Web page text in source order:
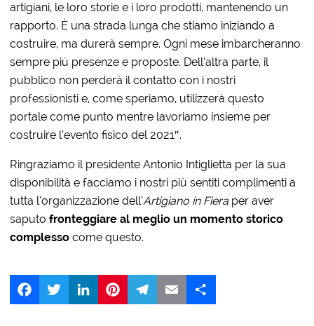
artigiani, le loro storie e i loro prodotti, mantenendo un
rapporto. È una strada lunga che stiamo iniziando a
costruire, ma durerà sempre. Ogni mese imbarcheranno
sempre più presenze e proposte. Dell’altra parte, il
pubblico non perderà il contatto con i nostri
professionisti e, come speriamo, utilizzerà questo
portale come punto mentre lavoriamo insieme per
costruire l’evento fisico del 2021″.
Ringraziamo il presidente Antonio Intiglietta per la sua
disponibilità e facciamo i nostri più sentiti complimenti a
tutta l’organizzazione dell’Artigiano in Fiera per aver
saputofronteggiare al meglio un momento storico
complesso come questo.
FacebookTwitter LinkedIn